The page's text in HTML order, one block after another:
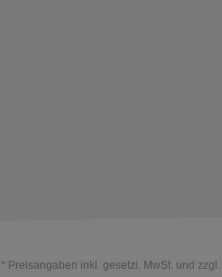
* Preisangaben inkl. gesetzl. MwSt. und zzgl.